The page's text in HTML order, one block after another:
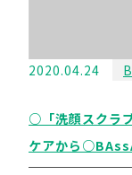
2020.04.24
○「洗顔スクラ
ケアから